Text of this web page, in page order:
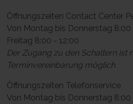
Öffnungszeiten Contact Center
Von Montag bis Donnerstag 8:00
Freitag 8:00 - 12:00
Der Zugang zu den Schaltern ist
Terminvereinbarung möglich
Öffnungszeiten Telefonservice
Von Montag bis Donnerstag 8:00